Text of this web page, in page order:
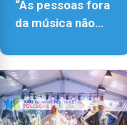
“As pessoas fora
da música não
quão difícil é
produzir uma
música”